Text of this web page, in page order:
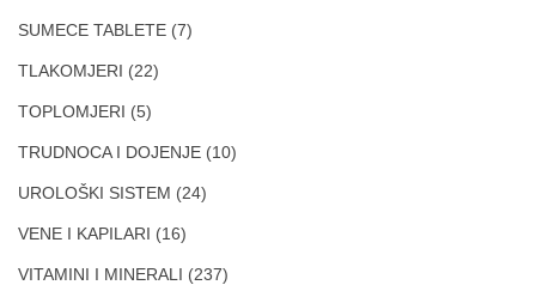
SUMECE TABLETE (7)
TLAKOMJERI (22)
TOPLOMJERI (5)
TRUDNOCA I DOJENJE (10)
UROLOŠKI SISTEM (24)
VENE I KAPILARI (16)
VITAMINI I MINERALI (237)